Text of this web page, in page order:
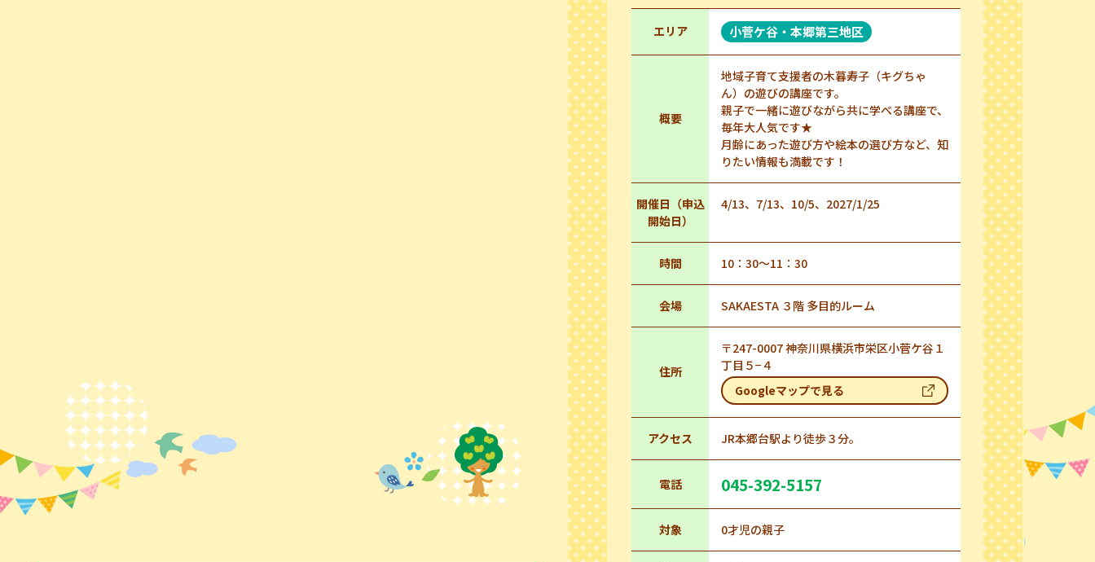
エリア 小菅ケ谷・本郷第三地区
概要
地域子育て支援者の木暮寿子（キグちゃ
ん）の遊びの講座です。
親子で一緒に遊びながら共に学べる講座で、
毎年大人気です★
月齢にあった遊び方や絵本の選び方など、知
りたい情報も満載です！
開催日（申込
開始日）
4/13、7/13、10/5、2027/1/25
時間 10：30～11：30
会場 SAKAESTA ３階 多目的ルーム
住所
〒247-0007 神奈川県横浜市栄区小菅ケ谷１
丁目５−４
Googleマップで見る
アクセス JR本郷台駅より徒歩３分。
電話 045-392-5157
対象 0才児の親子